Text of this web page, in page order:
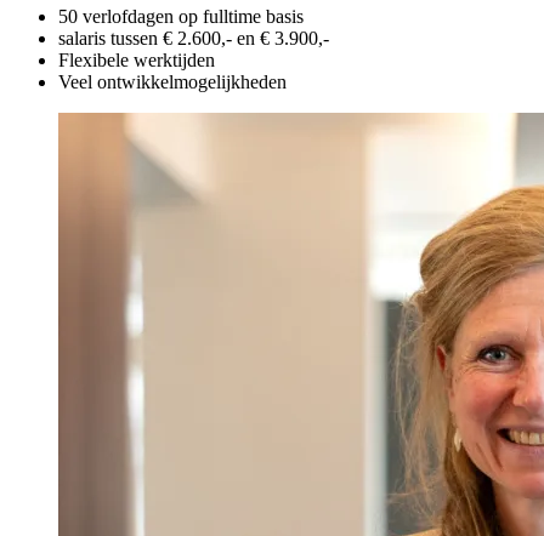
50 verlofdagen op fulltime basis
salaris tussen € 2.600,- en € 3.900,-
Flexibele werktijden
Veel ontwikkelmogelijkheden